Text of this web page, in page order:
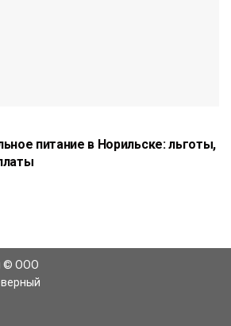
питание в Норильске: льготы,
© ООО